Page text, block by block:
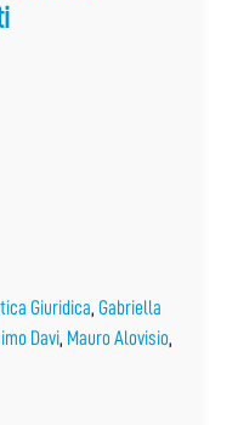
Giuridica, Gabriella
Davi, Mauro Alovisio,